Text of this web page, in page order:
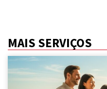
MAIS SERVIÇOS